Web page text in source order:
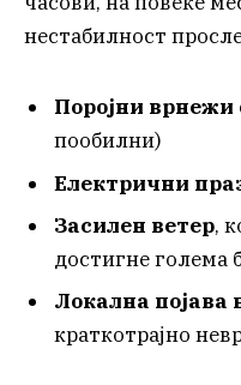
нестабилност
Поројни
пообилни)
Електрични
Засилен ветер,
достигне голема
Локална појава
краткотрајно